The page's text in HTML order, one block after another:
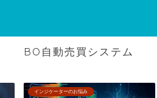
BO自動売買システム
AMTについて